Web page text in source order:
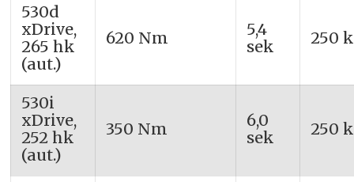
530d
xDrive,
265 hk
(aut.)
620 Nm
5,4
sek
250
530i
xDrive,
252 hk
(aut.)
350 Nm
6,0
sek
250